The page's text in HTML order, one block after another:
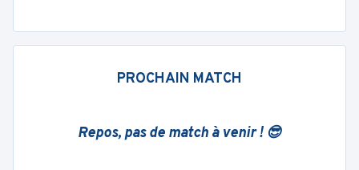
PROCHAIN MATCH
Repos, pas de match à venir ! 😎